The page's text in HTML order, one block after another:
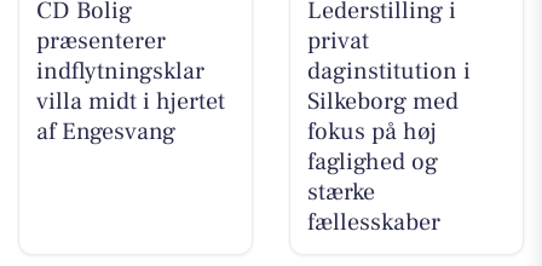
CD Bolig
præsenterer
indflytningsklar
villa midt i hjertet
af Engesvang
Lederstilling i
privat
daginstitution i
Silkeborg med
fokus på høj
faglighed og
stærke
fællesskaber